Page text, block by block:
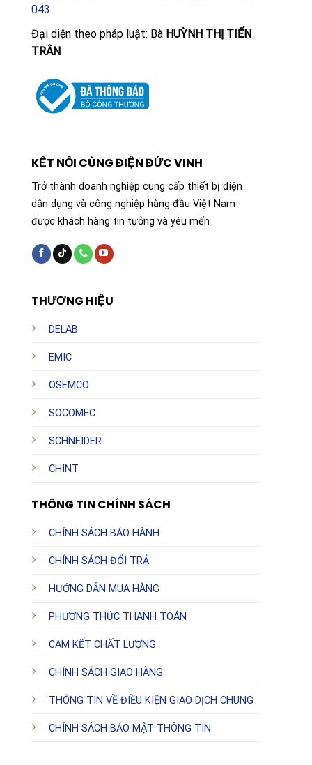
043
Đại diện theo pháp luật: Bà HUỲNH THỊ TIẾN
TRÂN
THƯƠNG HIỆU
DELAB
EMIC
OSEMCO
SOCOMEC
SCHNEIDER
CHINT
THÔNG TIN CHÍNH SÁCH
CHÍNH SÁCH BẢO HÀNH
CHÍNH SÁCH ĐỔI TRẢ
HƯỚNG DẪN MUA HÀNG
PHƯƠNG THỨC THANH TOÁN
CAM KẾT CHẤT LƯỢNG
CHÍNH SÁCH GIAO HÀNG
THÔNG TIN VỀ ĐIỀU KIỆN GIAO DỊCH CHUNG
CHÍNH SÁCH BẢO MẬT THÔNG TIN
KẾT NỐI CÙNG ĐIỆN ĐỨC VINH
Trở thành doanh nghiệp cung cấp thiết bị điện
dân dụng và công nghiệp hàng đầu Việt Nam
được khách hàng tin tưởng và yêu mến